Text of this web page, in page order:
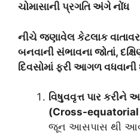
ચોમાસાની પ્રગતિ અંગે નોંધ
નીચે જણાવેલ કેટલાક
બનવાની સંભાવના જોતાં,
દિવસોમાં ફરી આગળ
વિષુવવૃત્ત પાર કરીને
(Cross-
જૂન આસપાસ થી